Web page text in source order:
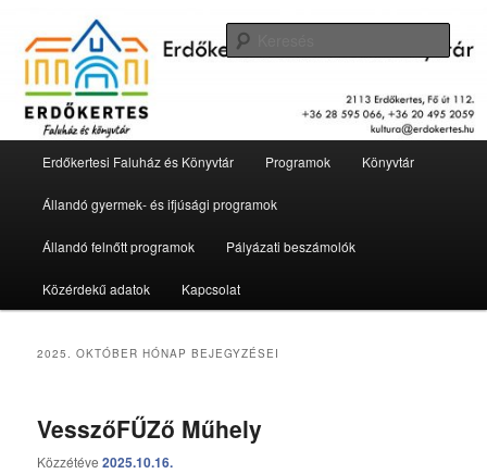
elsődleges
tartalomra
másodlagos
tartalomraErdőkertesi Faluház és Könyvtár
Erdőkertesi Faluház és Könyvtár Programok Könyvtár
Állandó gyermek- és ifjúsági programok
Állandó felnőtt programok Pályázati beszámolók
Közérdekű adatok Kapcsolat
2025. OKTÓBER HÓNAP BEJEGYZÉSEI
VesszőFŰZő Műhely
Közzétéve2025.10.16.